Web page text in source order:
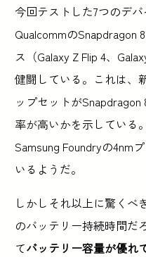
今回テストした7つのデ
QualcommのSnapdragon
ス（Galaxy Z Flip 4、
健闘している。これは、
ップセットが
率が高いかを示している
Samsung Foundryの4nm
いるようだ。
しかしそれ以上に驚くべ
のバッテリー持続時間だ
てバッテリー容量が優れ